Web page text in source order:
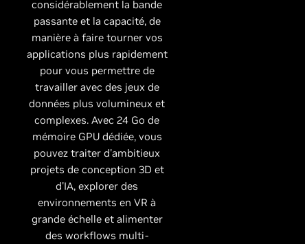
considérablement la bande
passante et la capacité, de
manière à faire tourner vos
applications plus rapidement
pour vous permettre de
travailler avec des jeux de
données plus volumineux et
complexes. Avec 24 Go de
mémoire GPU dédiée, vous
pouvez traiter d'ambitieux
projets de conception 3D et
d'IA, explorer des
environnements en VR à
grande échelle et alimenter
des workflows multi-